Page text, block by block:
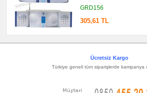
GRD156
305,61 TL
Ücretsiz Kargo
Türkiye geneli tüm siparişlerde kampanya